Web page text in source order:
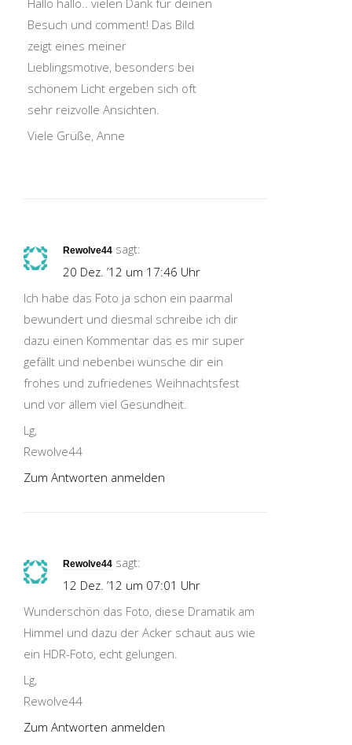
Hallo hallo.. vielen Dank für deinen
Besuch und comment! Das Bild
zeigt eines meiner
Lieblingsmotive, besonders bei
schönem Licht ergeben sich oft
sehr reizvolle Ansichten.
Viele Grüße, Anne
Rewolve44 sagt:
20 Dez. ’12 um 17:46 Uhr
Ich habe das Foto ja schon ein paarmal
bewundert und diesmal schreibe ich dir
dazu einen Kommentar das es mir super
gefällt und nebenbei wünsche dir ein
frohes und zufriedenes Weihnachtsfest
und vor allem viel Gesundheit.
Lg,
Rewolve44
Zum Antworten anmelden
Rewolve44 sagt:
12 Dez. ’12 um 07:01 Uhr
Wunderschön das Foto, diese Dramatik am
Himmel und dazu der Acker schaut aus wie
ein HDR-Foto, echt gelungen.
Lg,
Rewolve44
Zum Antworten anmelden